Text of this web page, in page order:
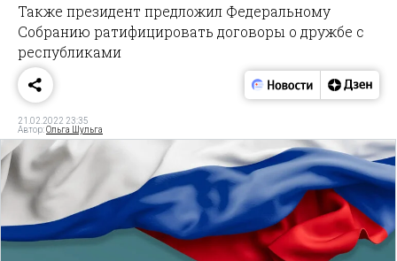
Также президент предложил Федеральному
Собранию ратифицировать договоры о дружбе с
республиками
21.02.2022 23:35
Автор:Ольга Шульга